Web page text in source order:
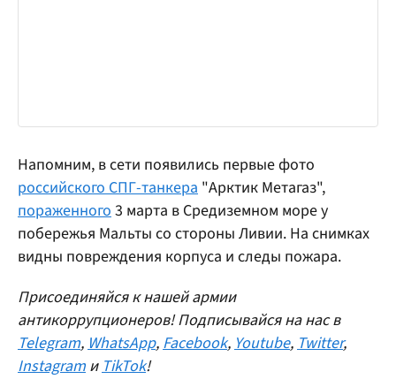
Напомним, в сети появились первые фото
российского СПГ-танкера "Арктик Метагаз",
пораженного3 марта в Средиземном море у
побережья Мальты со стороны Ливии. На снимках
видны повреждения корпуса и следы пожара.
Присоединяйся к нашей армии
антикоррупционеров! Подписывайся на нас в
Telegram,WhatsApp,Facebook,Youtube,Twitter,
Instagram иTikTok!